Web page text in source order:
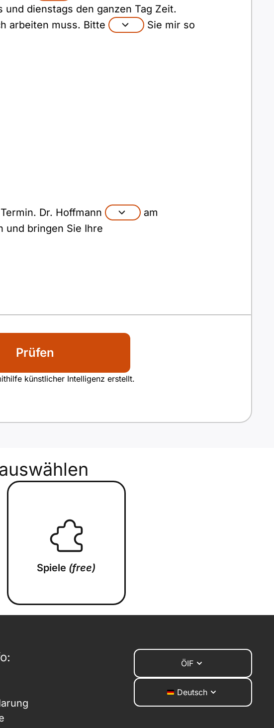
und dienstags den ganzen Tag Zeit.
arbeiten muss. Bitte
Sie mir so
Dr. Hoffmann
am
und bringen Sie Ihre
Prüfen
künstlicher Intelligenz erstellt.
Spiele (free)
ÖIF
Deutsch